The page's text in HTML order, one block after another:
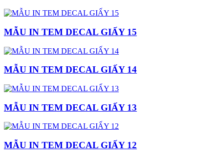
MẪU IN TEM DECAL GIẤY 15
MẪU IN TEM DECAL GIẤY 14
MẪU IN TEM DECAL GIẤY 13
MẪU IN TEM DECAL GIẤY 12